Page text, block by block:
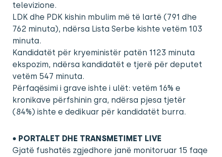
televizione.
LDK dhe PDK kishin mbulim më të lartë (791 dhe
762 minuta), ndërsa Lista Serbe kishte vetëm 103
minuta.
Kandidatët për kryeministër patën 1123 minuta
ekspozim, ndërsa kandidatët e tjerë për deputet
vetëm 547 minuta.
Përfaqësimi i grave ishte i ulët: vetëm 16% e
kronikave përfshinin gra, ndërsa pjesa tjetër
(84%) ishte e dedikuar për kandidatët burra.
• PORTALET DHE TRANSMETIMET LIVE
Gjatë fushatës zgjedhore janë monitoruar 15 faqe